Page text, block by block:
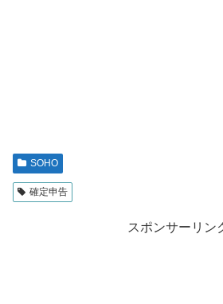
SOHO
確定申告
スポンサーリン